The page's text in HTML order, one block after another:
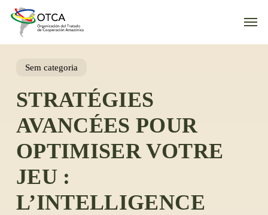
content
Menu
Sem categoria
STRATÉGIES
AVANCÉES POUR
OPTIMISER VOTRE
JEU :
L’INTELLIGENCE